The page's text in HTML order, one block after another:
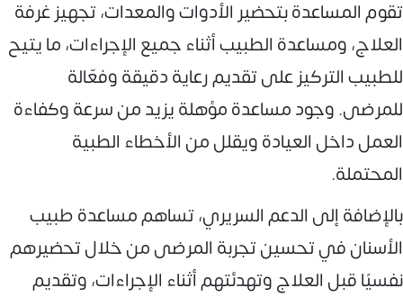
تقوم المساعدة بتحضير الأدوات والمعدات، تجهيز غرفة
العلاج، ومساعدة الطبيب أثناء جميع الإجراءات، ما يتيح
للطبيب التركيز على تقديم رعاية دقيقة وفعّالة
للمرضى. وجود مساعدة مؤهلة يزيد من سرعة وكفاءة
العمل داخل العيادة ويقلل من الأخطاء الطبية
المحتملة.
بالإضافة إلى الدعم السريري، تساهم مساعدة طبيب
الأسنان في تحسين تجربة المرضى من خلال تحضيرهم
نفسيًا قبل العلاج وتهدئتهم أثناء الإجراءات، وتقديم